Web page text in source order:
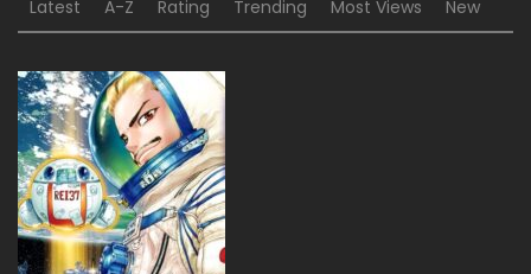
Latest A-Z Rating Trending Most Views New